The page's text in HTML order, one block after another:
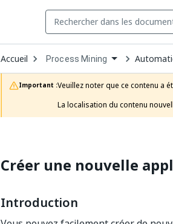
Accueil Open
Dropdown
to
choose
product
Process Mining
Important :Veuillez noter que ce contenu a
La localisation du contenu
Créer une nouvelle
Introduction